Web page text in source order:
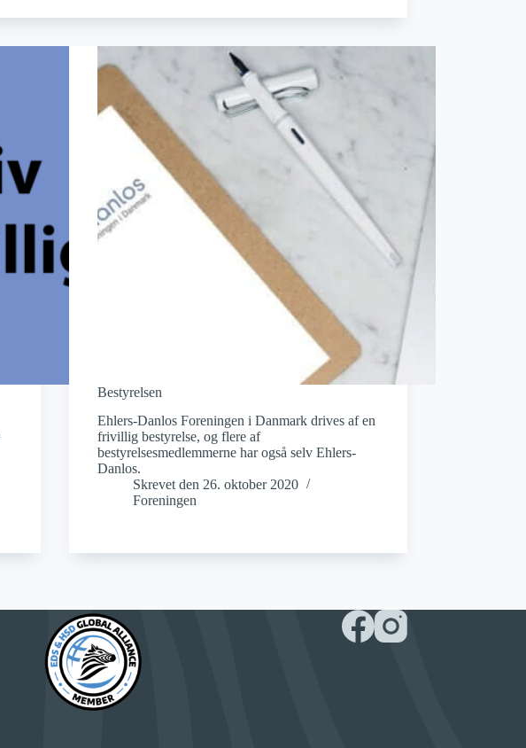
Bestyrelsen
Ehlers-Danlos Foreningen i Danmark drives af en
frivillig bestyrelse, og flere af
bestyrelsesmedlemmerne har også selv Ehlers-
Danlos.
Skrevet den 26. oktober 2020
Foreningen